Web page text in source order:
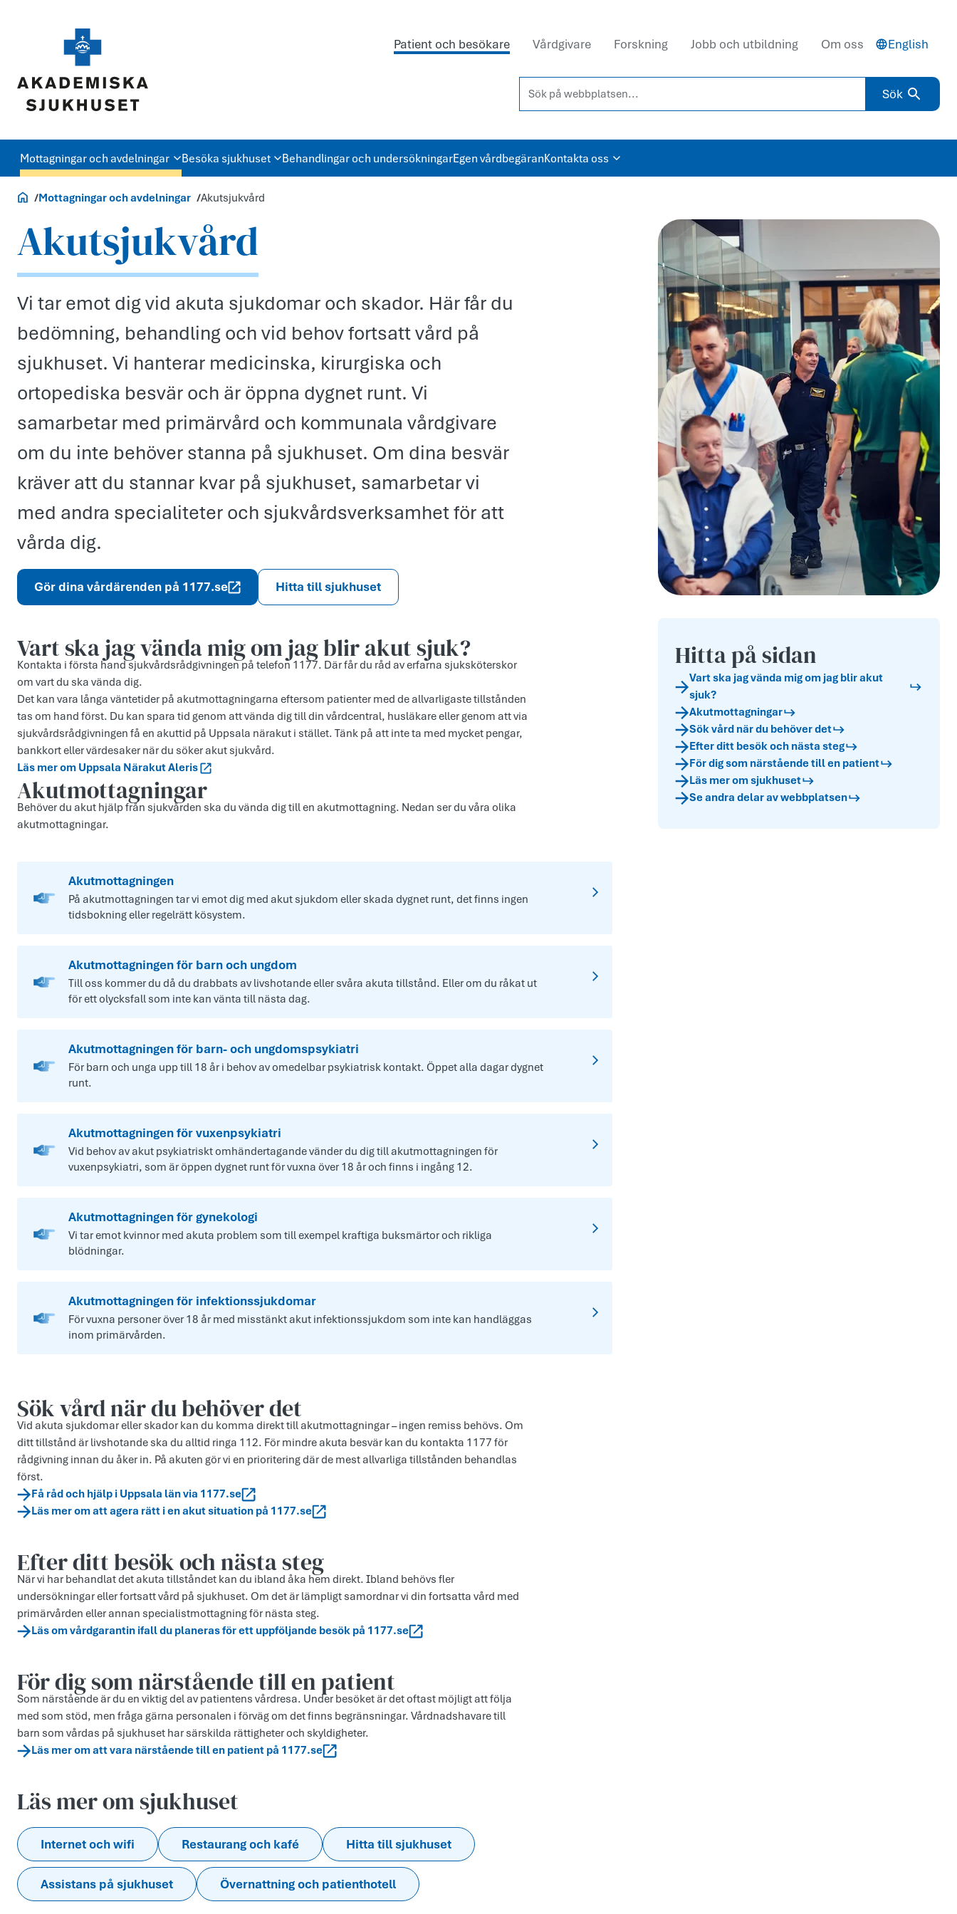
Patient och besökare Vårdgivare Forskning Jobb och utbildning Om oss English
Sök på webbplatsen...
Sök
Mottagningar och avdelningar Besöka sjukhuset Behandlingar och undersökningarEgen vårdbegäranKontakta oss
Akademiska.se
Mottagningar och avdelningar Akutsjukvård
Akutsjukvård
Vi tar emot dig vid akuta sjukdomar och skador. Här får du
bedömning, behandling och vid behov fortsatt vård på
sjukhuset. Vi hanterar medicinska, kirurgiska och
ortopediska besvär och är öppna dygnet runt. Vi
samarbetar med primärvård och kommunala vårdgivare
om du inte behöver stanna på sjukhuset. Om dina besvär
kräver att du stannar kvar på sjukhuset, samarbetar vi
med andra specialiteter och sjukvårdsverksamhet för att
vårda dig.
Gör dina vårdärenden på 1177.se Hitta till sjukhuset
Vart ska jag vända mig om jag blir akut sjuk?
Kontakta i första hand sjukvårdsrådgivningen på telefon 1177. Där får du råd av erfarna sjuksköterskor
om vart du ska vända dig.
Det kan vara långa väntetider på akutmottagningarna eftersom patienter med de allvarligaste tillstånden
tas om hand först. Du kan spara tid genom att vända dig till din vårdcentral, husläkare eller genom att via
sjukvårdsrådgivningen få en akuttid på Uppsala närakut i stället. Tänk på att inte ta med mycket pengar,
bankkort eller värdesaker när du söker akut sjukvård.
Läs mer om Uppsala Närakut Aleris
Akutmottagningar
Behöver du akut hjälp från sjukvården ska du vända dig till en akutmottagning. Nedan ser du våra olika
akutmottagningar.
Akutmottagningen
På akutmottagningen tar vi emot dig med akut sjukdom eller skada dygnet runt, det finns ingen
tidsbokning eller regelrätt kösystem.
Akutmottagningen för barn och ungdom
Till oss kommer du då du drabbats av livshotande eller svåra akuta tillstånd. Eller om du råkat ut
för ett olycksfall som inte kan vänta till nästa dag.
Akutmottagningen för barn- och ungdomspsykiatri
För barn och unga upp till 18 år i behov av omedelbar psykiatrisk kontakt. Öppet alla dagar dygnet
runt.
Akutmottagningen för vuxenpsykiatri
Vid behov av akut psykiatriskt omhändertagande vänder du dig till akutmottagningen för
vuxenpsykiatri, som är öppen dygnet runt för vuxna över 18 år och finns i ingång 12.
Akutmottagningen för gynekologi
Vi tar emot kvinnor med akuta problem som till exempel kraftiga buksmärtor och rikliga
blödningar.
Akutmottagningen för infektions­sjukdomar
För vuxna personer över 18 år med misstänkt akut infektionssjukdom som inte kan handläggas
inom primärvården.
Sök vård när du behöver det
Vid akuta sjukdomar eller skador kan du komma direkt till akutmottagningar – ingen remiss behövs. Om
ditt tillstånd är livshotande ska du alltid ringa 112. För mindre akuta besvär kan du kontakta 1177 för
rådgivning innan du åker in. På akuten gör vi en prioritering där de mest allvarliga tillstånden behandlas
först.
Få råd och hjälp i Uppsala län via 1177.se
Läs mer om att agera rätt i en akut situation på 1177.se
Efter ditt besök och nästa steg
När vi har behandlat det akuta tillståndet kan du ibland åka hem direkt. Ibland behövs fler
undersökningar eller fortsatt vård på sjukhuset. Om det är lämpligt samordnar vi din fortsatta vård med
primärvården eller annan specialistmottagning för nästa steg.
Läs om vårdgarantin ifall du planeras för ett uppföljande besök på 1177.se
För dig som närstående till en patient
Som närstående är du en viktig del av patientens vårdresa. Under besöket är det oftast möjligt att följa
med som stöd, men fråga gärna personalen i förväg om det finns begränsningar. Vårdnadshavare till
barn som vårdas på sjukhuset har särskilda rättigheter och skyldigheter.
Läs mer om att vara närstående till en patient på 1177.se
Läs mer om sjukhuset
Internet och wifi Restaurang och kafé Hitta till sjukhuset
Assistans på sjukhuset Övernattning och patienthotell
Hitta på sidan
Vart ska jag vända mig om jag blir akut
sjuk?
Akutmottagningar
Sök vård när du behöver det
Efter ditt besök och nästa steg
För dig som närstående till en patient
Läs mer om sjukhuset
Se andra delar av webbplatsen